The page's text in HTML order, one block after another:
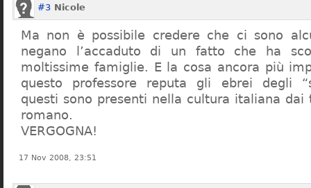
#3 Nicole
Ma non è possibile credere che ci sono
negano l’accaduto di un fatto che ha
moltissime famiglie. E la cosa ancora più
questo professore reputa gli ebrei degli
questi sono presenti nella cultura italiana dai
romano.
VERGOGNA!
17 Nov 2008, 23:51